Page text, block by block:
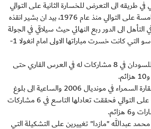
طريقه الى التعرض للخسارة الثانية على التوالي
في البطولة الحالية والخامسة على التوالي منذ عام 1976، بيد ان بشير انقذه
الى الدور ربع النهائي حيث سيلاقي في الجولة
الثالثة الاخيرة بوركينا فاسو التي كانت خسرت مباراتها الاولى امام انغولا 1-
وهو التعادل السادس للسودان في 8 مشاركات له في العرس القاري حتى
اما انغولا، احد ممثلي القارة السمراء في مونديال 2006 والساعية الى بلوغ
ربع النهائي للمرة الثالثة على التوالي فحققت تعادلها التاسع في 6 مشاركات
عبدالله "مازدا" تغييرين على التشكيلة التي